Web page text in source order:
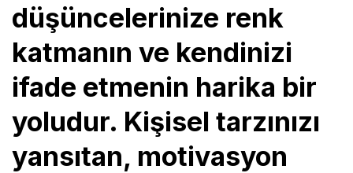
düşüncelerinize renk
katmanın ve kendinizi
ifade etmenin harika bir
yoludur. Kişisel tarzınızı
yansıtan, motivasyon